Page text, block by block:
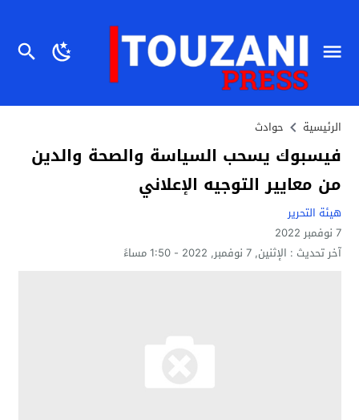
الرئيسية حوادث
فيسبوك يسحب السياسة والصحة والدين
من معايير التوجيه الإعلاني
هيئة التحرير
7 نوفمبر 2022
آخر تحديث : الإثنين, 7 نوفمبر, 2022 - 1:50 مساءً